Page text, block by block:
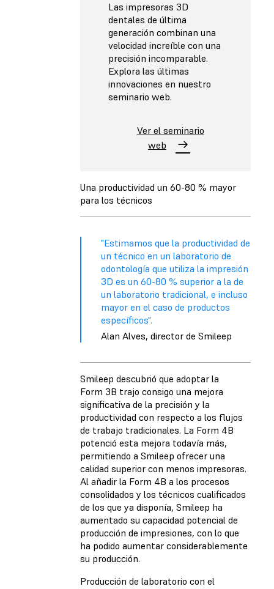
Las impresoras 3D
dentales de última
generación combinan una
velocidad increíble con una
precisión incomparable.
Explora las últimas
innovaciones en nuestro
seminario web.
Ver el seminario
web
Una productividad un 60-80 % mayor
para los técnicos
"Estimamos que la productividad de
un técnico en un laboratorio de
odontología que utiliza la impresión
3D es un 60-80 % superior a la de
un laboratorio tradicional, e incluso
mayor en el caso de productos
específicos".
Alan Alves, director de Smileep
Smileep descubrió que adoptar la
Form 3B trajo consigo una mejora
significativa de la precisión y la
productividad con respecto a los flujos
de trabajo tradicionales. La Form 4B
potenció esta mejora todavía más,
permitiendo a Smileep ofrecer una
calidad superior con menos impresoras.
Al añadir la Form 4B a los procesos
consolidados y los técnicos cualificados
de los que ya disponía, Smileep ha
aumentado su capacidad potencial de
producción de impresiones, con lo que
ha podido aumentar considerablemente
su producción.
Producción de laboratorio con el